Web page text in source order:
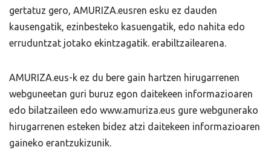
gertatuz gero, AMURIZA.eusren esku ez dauden
kausengatik, ezinbesteko kasuengatik, edo nahita edo
erruduntzat jotako ekintzagatik. erabiltzailearena.
AMURIZA.eus-k ez du bere gain hartzen hirugarrenen
webguneetan guri buruz egon daitekeen informazioaren
edo bilatzaileen edo www.amuriza.eus gure webgunerako
hirugarrenen esteken bidez atzi daitekeen informazioaren
gaineko erantzukizunik.